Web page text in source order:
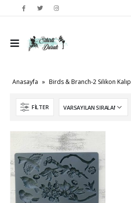
Anasayfa » Birds & Branch-2 Silikon Kalıp
FILTER